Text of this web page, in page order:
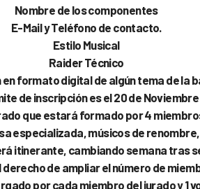
Nombre de los componentes
E-Mail y Teléfono de contacto.
Estilo Musical
Raider Técnico
en formato digital de algún tema de la
de inscripción es el 20 de Noviembre
que estará formado por 4
especializada, músicos de
itinerante, cambiando semana tras
derecho de ampliar el número de
por cada miembro del jurado y 1